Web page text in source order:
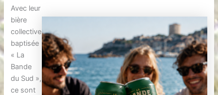
Avec leur
bière
collective
baptisée
« La
Bande
du Sud »,
ce sont